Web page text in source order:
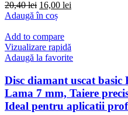
20,40lei Prețul
inițial
fost:
20,40 lei.
16,00 lei
Adaugă în coș
Add to compare
Vizualizare rapidă
Adaugă la favorite
Disc diamant uscat
Lama 7 mm, Taiere
Ideal pentru aplicatii